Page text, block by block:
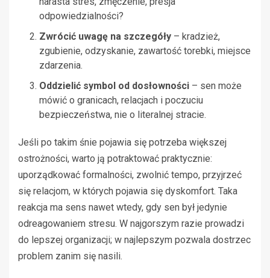
odpowiedzialności?
Zwrócić uwagę na szczegóły – kradzież,
zgubienie, odzyskanie, zawartość torebki, miejsce
zdarzenia.
Oddzielić symbol od dosłowności – sen może
mówić o granicach, relacjach i poczuciu
bezpieczeństwa, nie o literalnej stracie.
Jeśli po takim śnie pojawia się potrzeba większej
ostrożności, warto ją potraktować praktycznie:
uporządkować formalności, zwolnić tempo, przyjrzeć
się relacjom, w których pojawia się dyskomfort. Taka
reakcja ma sens nawet wtedy, gdy sen był jedynie
odreagowaniem stresu. W najgorszym razie prowadzi
do lepszej organizacji; w najlepszym pozwala dostrzec
problem zanim się nasili.